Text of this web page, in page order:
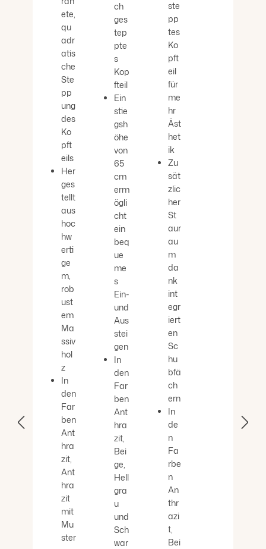
ete,
qu
adr
atis
che
Ste
pp
ung
des
Ko
pft
eils
Her
ges
tellt
aus
hoc
hw
erti
ge
m,
rob
ust
em
Ma
ssiv
hol
z
In
den
Far
ben
Ant
hra
zit,
Ant
hra
zit
mit
Mu
ster
ch
ges
tep
pte
s
Kop
fteil
Ein
stie
gsh
öhe
von
65
cm
erm
ögli
cht
ein
beq
ue
me
s
Ein-
und
Aus
stei
gen
In
den
Far
ben
Ant
hra
zit,
Bei
ge,
Hell
gra
u
und
Sch
war
ste
pp
tes
Ko
pft
eil
für
me
hr
Äst
het
ik
Zu
sät
zlic
her
St
aur
au
m
da
nk
int
egr
iert
en
Sc
hu
bfä
ch
ern
In
de
n
Fa
rbe
n
An
thr
azi
t,
Bei